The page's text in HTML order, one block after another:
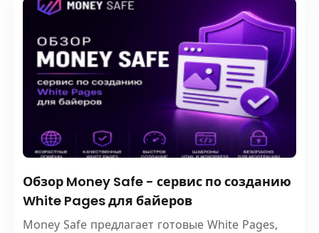
Обзор Money Safe - сервис по созданию
White Pages для байеров
Money Safe предлагает готовые White Pages,